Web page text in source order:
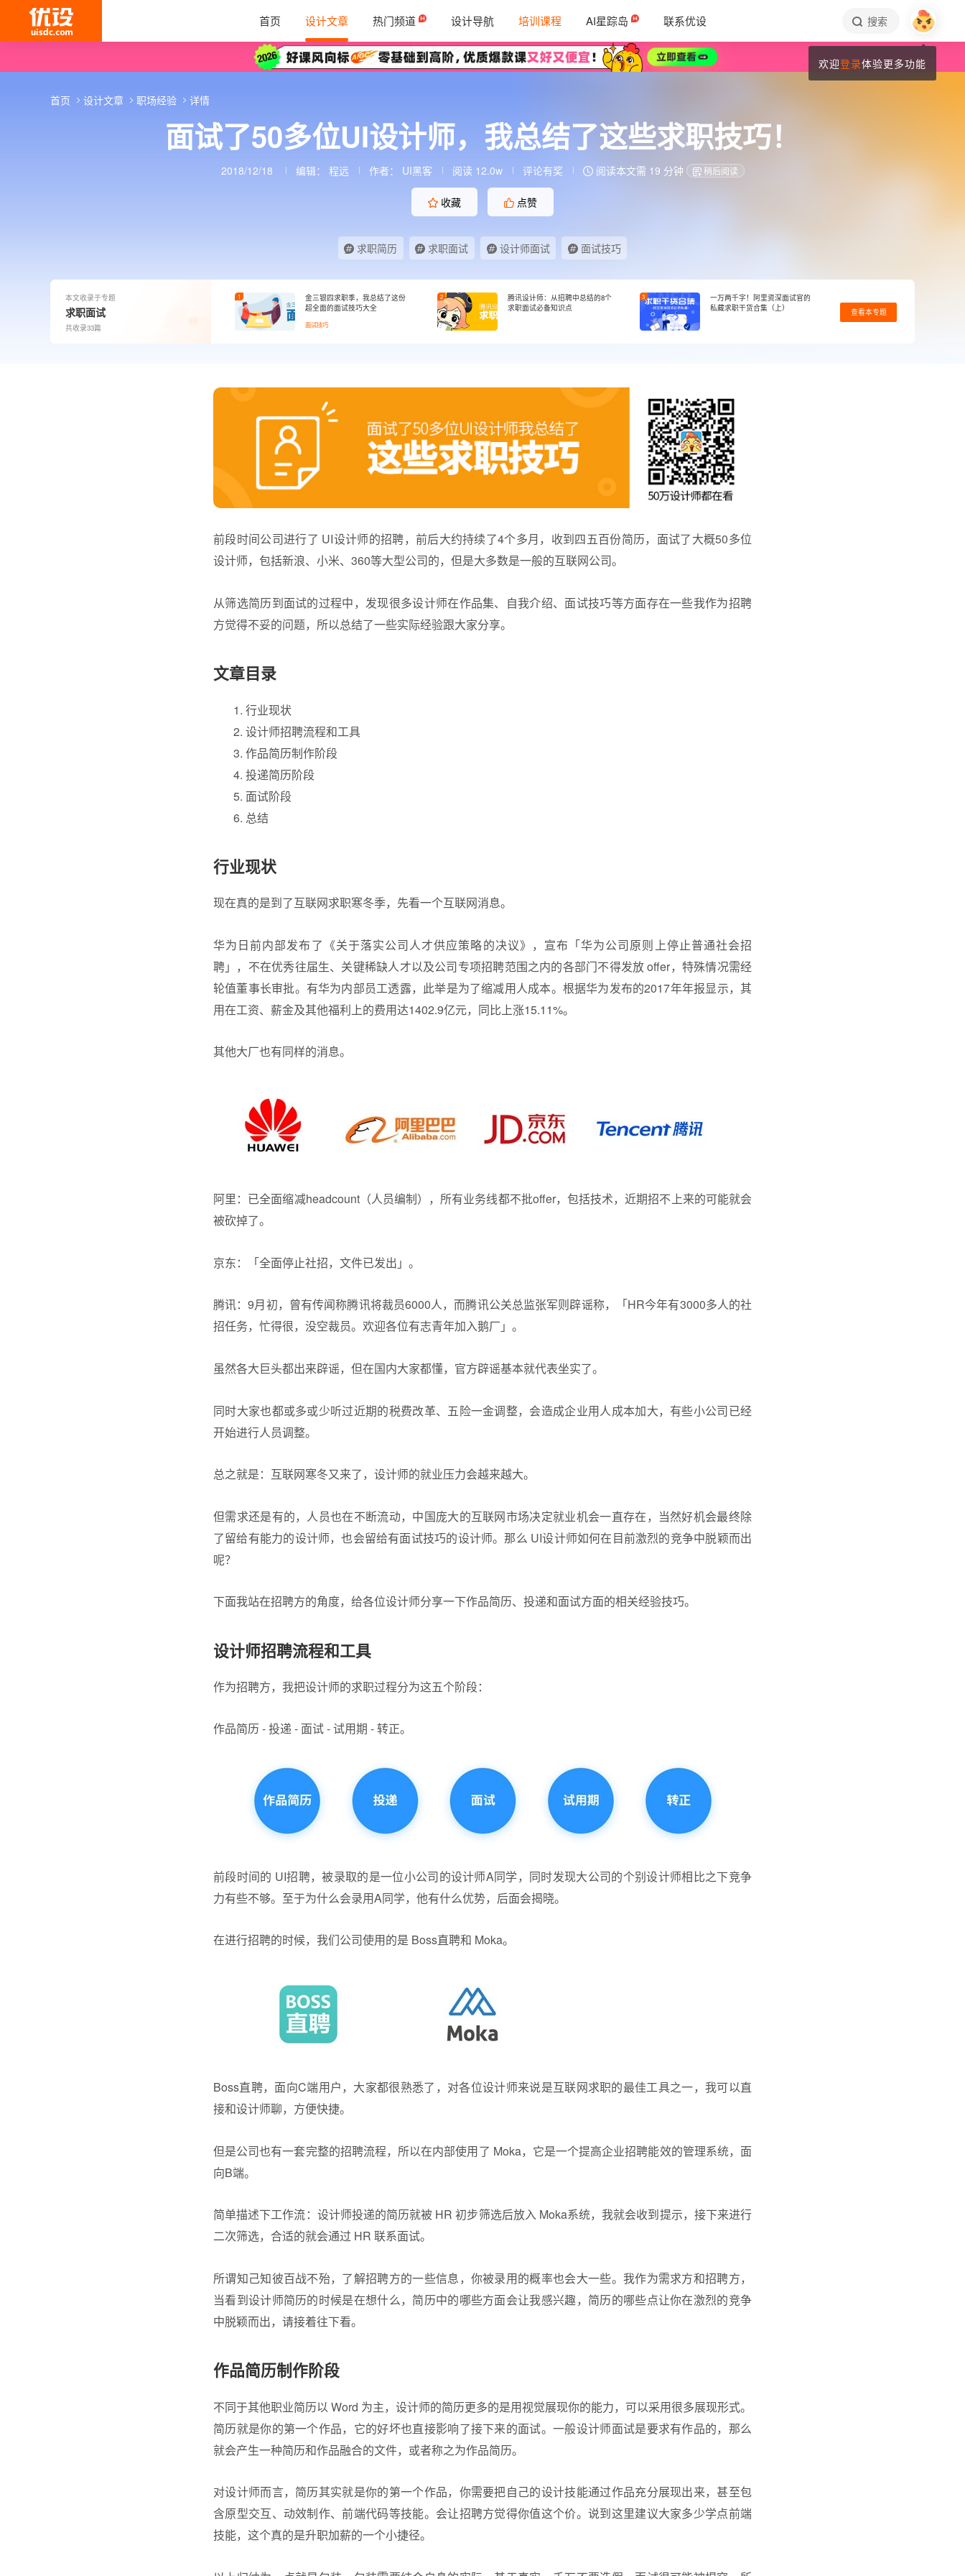
首页 设计文章 热门频道 设计导航 培训课程 AI星踪岛 联系优设 搜索
面试了50多位UI设计师，我总结了这些求职技巧！
2018/12/18 编辑： 程远 作者： UI黑客 阅读 12.0w 评论有奖 阅读本文需 19 分钟 稍后阅读
收藏 点赞
求职简历 求职面试 设计师面试 面试技巧
本文收录于专题
求职面试
共收录33篇
1
金三银四求职季，我总结了这份
超全面的面试技巧大全
面试技巧
2
腾讯设计师：从招聘中总结的8个
求职面试必备知识点
3
一万两千字！阿里资深面试官的
私藏求职干货合集（上）
查看本专题
首页 设计文章 职场经验 详情
前段时间公司进行了 UI设计师的招聘，前后大约持续了4个多月，收到四五百份简历，面试了大概50多位
设计师，包括新浪、小米、360等大型公司的，但是大多数是一般的互联网公司。
从筛选简历到面试的过程中，发现很多设计师在作品集、自我介绍、 面试技巧等方面存在一些我作为招聘
方觉得不妥的问题，所以总结了一些实际经验跟大家分享。
文章目录
行业现状
设计师招聘流程和工具
作品简历制作阶段
投递简历阶段
面试阶段
总结
行业现状
现在真的是到了互联网求职寒冬季，先看一个互联网消息。
华为日前内部发布了《关于落实公司人才供应策略的决议》，宣布「华为公司原则上停止普通社会招
聘」，不在优秀往届生、关键稀缺人才以及公司专项招聘范围之内的各部门不得发放 offer，特殊情况需经
轮值董事长审批。有华为内部员工透露，此举是为了缩减用人成本。根据华为发布的2017年年报显示，其
用在工资、薪金及其他福利上的费用达1402.9亿元，同比上涨15.11%。
其他大厂也有同样的消息。
阿里：已全面缩减headcount（人员编制），所有业务线都不批offer，包括技术，近期招不上来的可能就会
被砍掉了。
京东：「全面停止社招，文件已发出」。
腾讯：9月初，曾有传闻称腾讯将裁员6000人，而腾讯公关总监张军则辟谣称，「HR今年有3000多人的社
招任务，忙得很，没空裁员。欢迎各位有志青年加入鹅厂」。
虽然各大巨头都出来辟谣，但在国内大家都懂，官方辟谣基本就代表坐实了。
同时大家也都或多或少听过近期的税费改革、五险一金调整，会造成企业用人成本加大，有些小公司已经
开始进行人员调整。
总之就是：互联网寒冬又来了，设计师的就业压力会越来越大。
但需求还是有的，人员也在不断流动，中国庞大的互联网市场决定就业机会一直存在，当然好机会最终除
了留给有能力的设计师，也会留给有面试技巧的设计师。那么 UI设计师如何在目前激烈的竞争中脱颖而出
呢？
下面我站在招聘方的角度，给各位设计师分享一下作品简历、投递和面试方面的相关经验技巧。
设计师招聘流程和工具
作为招聘方，我把设计师的求职过程分为这五个阶段：
作品简历 - 投递 - 面试 - 试用期 - 转正。
前段时间的 UI招聘，被录取的是一位小公司的设计师A同学，同时发现大公司的个别设计师相比之下竞争
力有些不够。至于为什么会录用A同学，他有什么优势，后面会揭晓。
在进行招聘的时候，我们公司使用的是 Boss直聘和 Moka。
Boss直聘，面向C端用户，大家都很熟悉了，对各位设计师来说是互联网求职的最佳工具之一，我可以直
接和设计师聊，方便快捷。
但是公司也有一套完整的招聘流程，所以在内部使用了 Moka，它是一个提高企业招聘能效的管理系统，面
向B端。
简单描述下工作流：设计师投递的简历就被 HR 初步筛选后放入 Moka系统，我就会收到提示，接下来进行
二次筛选，合适的就会通过 HR 联系面试。
所谓知己知彼百战不殆，了解招聘方的一些信息，你被录用的概率也会大一些。我作为需求方和招聘方，
当看到设计师简历的时候是在想什么，简历中的哪些方面会让我感兴趣，简历的哪些点让你在激烈的竞争
中脱颖而出，请接着往下看。
作品简历制作阶段
不同于其他职业简历以 Word 为主，设计师的简历更多的是用视觉展现你的能力，可以采用很多展现形式。
简历就是你的第一个作品，它的好坏也直接影响了接下来的面试。一般设计师面试是要求有作品的，那么
就会产生一种简历和作品融合的文件，或者称之为作品简历。
对设计师而言，简历其实就是你的第一个作品，你需要把自己的设计技能通过作品充分展现出来，甚至包
含原型交互、动效制作、前端代码等技能。会让招聘方觉得你值这个价。说到这里建议大家多少学点前端
技能，这个真的是升职加薪的一个小捷径。
欢迎登录体验更多功能